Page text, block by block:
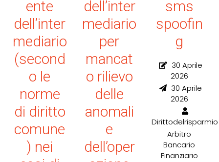
ente
dell’inter
mediario
(second
o le
norme
di diritto
comune
) nei
dell’inter
mediario
per
mancat
o rilievo
delle
anomali
e
dell’oper
sms
spoofin
g
30 Aprile
2026
30 Aprile
2026
Dirittodelrisparmio
Arbitro
Bancario
Finanziario